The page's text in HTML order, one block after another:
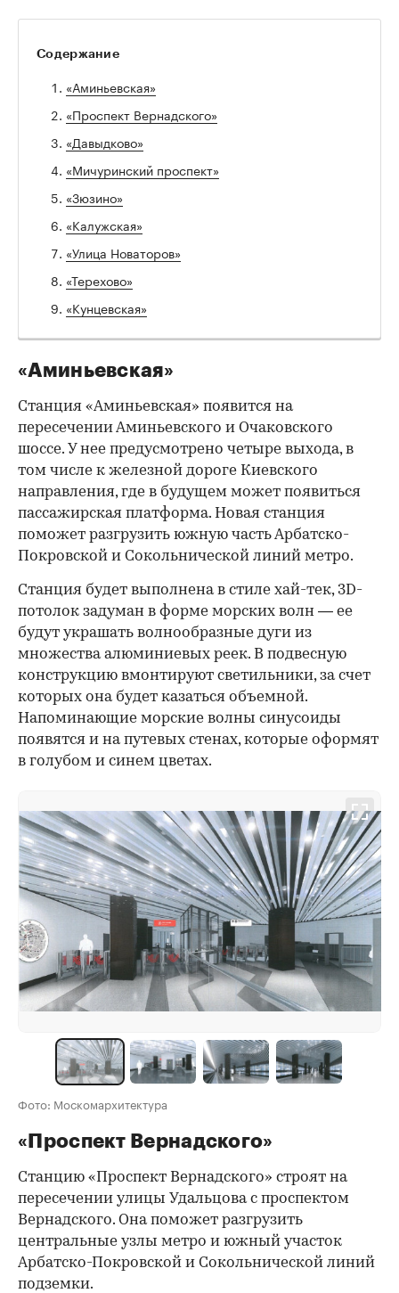
Содержание
«Аминьевская»
«Проспект Вернадского»
«Давыдково»
«Мичуринский проспект»
«Зюзино»
«Калужская»
«Улица Новаторов»
«Терехово»
«Кунцевская»
«Аминьевская»
Станция «Аминьевская» появится на
пересечении Аминьевского и Очаковского
шоссе. У нее предусмотрено четыре выхода, в
том числе к железной дороге Киевского
направления, где в будущем может появиться
пассажирская платформа. Новая станция
поможет разгрузить южную часть Арбатско-
Покровской и Сокольнической линий метро.
Станция будет выполнена в стиле хай-тек, 3D-
потолок задуман в форме морских волн — ее
будут украшать волнообразные дуги из
множества алюминиевых реек. В подвесную
конструкцию вмонтируют светильники, за счет
которых она будет казаться объемной.
Напоминающие морские волны синусоиды
появятся и на путевых стенах, которые оформят
в голубом и синем цветах.
Фото: Москомархитектура
«Проспект Вернадского»
Станцию «Проспект Вернадского» строят на
пересечении улицы Удальцова с проспектом
Вернадского. Она поможет разгрузить
центральные узлы метро и южный участок
Арбатско-Покровской и Сокольнической линий
подземки.